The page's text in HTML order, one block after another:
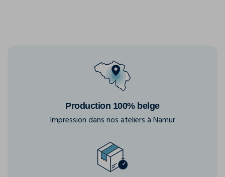
Production 100% belge
Impression dans nos ateliers à Namur